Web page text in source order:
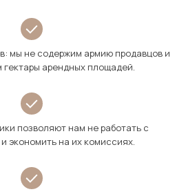
мы не содержим армию продавцов и
гектары арендных площадей.
позволяют нам не работать с
экономить на их комиссиях.